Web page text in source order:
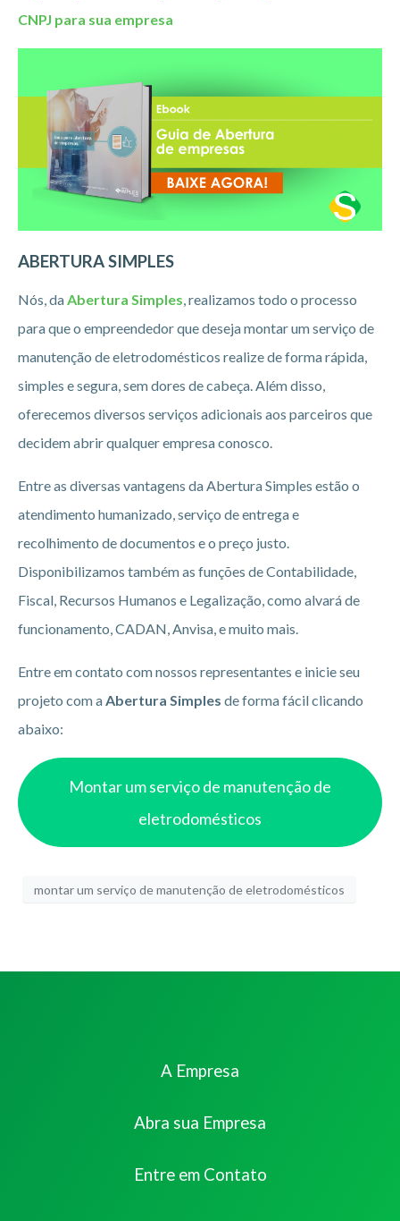
CNPJ para sua empresa
ABERTURA SIMPLES
Nós, da Abertura Simples , realizamos todo o processo
para que o empreendedor que deseja montar um serviço de
manutenção de eletrodomésticos realize de forma rápida,
simples e segura, sem dores de cabeça. Além disso,
oferecemos diversos serviços adicionais aos parceiros que
decidem abrir qualquer empresa conosco.
Entre as diversas vantagens da Abertura Simples estão o
atendimento humanizado, serviço de entrega e
recolhimento de documentos e o preço justo.
Disponibilizamos também as funções de Contabilidade,
Fiscal, Recursos Humanos e Legalização, como alvará de
funcionamento, CADAN, Anvisa, e muito mais.
Entre em contato com nossos representantes e inicie seu
projeto com a Abertura Simples de forma fácil clicando
abaixo:
Montar um serviço de manutenção de
eletrodomésticos
montar um serviço de manutenção de eletrodomésticos
A Empresa
Abra sua Empresa
Entre em Contato